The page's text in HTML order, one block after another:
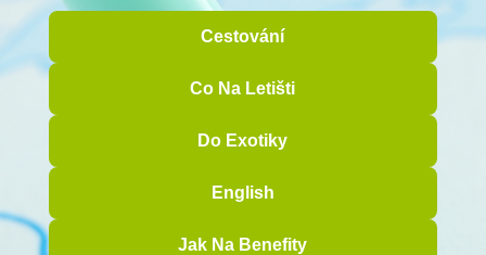
Cestování
Co Na Letišti
Do Exotiky
English
Jak Na Benefity